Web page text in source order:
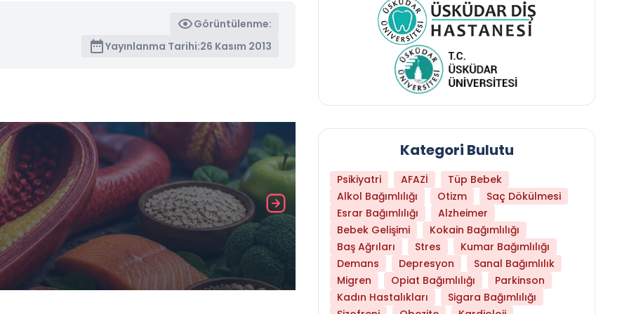
Görüntülenme:
Yayınlanma Tarihi:26 Kasım 2013
Daha Az Protein Tüketmek Yaşlanmayı
Kategori Bulutu
Psikiyatri AFAZİ
Tüp Bebek
Alkol Bağımlılığı
Otizm
Saç Dökülmesi
Esrar Bağımlılığı
Alzheimer
Bebek Gelişimi
Kokain Bağımlılığı
Baş Ağrıları
Stres
Kumar Bağımlılığı
Demans
Depresyon
Sanal Bağımlılık
Migren
Opiat Bağımlılığı
Parkinson
Kadın Hastalıkları
Sigara Bağımlılığı